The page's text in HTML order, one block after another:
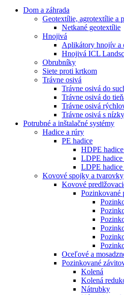
Dom a záhrada
Geotextílie, agrotextílie a
Netkané geotextílie
Hnojivá
Aplikátory hnojív a
Hnojivá ICL
Obrubníky
Siete proti krtkom
Trávne osivá
Trávne osivá do
Trávne osivá do
Trávne osivá
Trávne osivá s
Potrubné a inštalačné systémy
Hadice a rúry
PE hadice
HDPE
LDPE
LDPE
Kovové spojky a tvarovky
Kovové
Pozinkované
Oceľové a
Pozinkované
Kolená
Kolená
Nátrubky